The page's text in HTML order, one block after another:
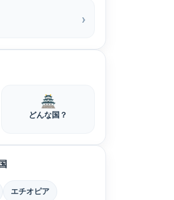
🏯
どんな国？
エチオピア